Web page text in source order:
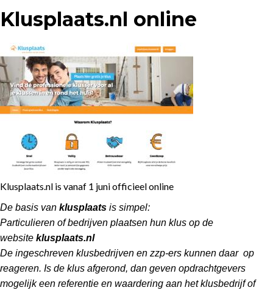
Klusplaats.nl online
Klusplaats.nl is vanaf 1 juni officieel online
De basis van klusplaats is simpel:
Particulieren of bedrijven plaatsen hun klus op de
website klusplaats.nl
De ingeschreven klusbedrijven en zzp-ers kunnen daar op
reageren. Is de klus afgerond, dan geven opdrachtgevers
mogelijk een referentie en waardering aan het klusbedrijf of